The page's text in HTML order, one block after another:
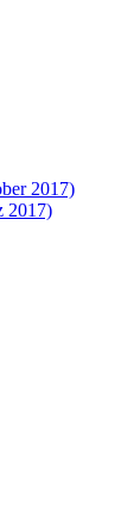
2017)
2017)